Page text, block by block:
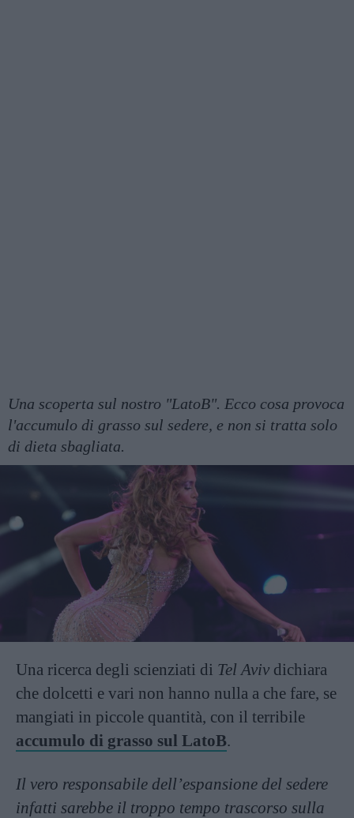
Una scoperta sul nostro "LatoB". Ecco cosa provoca
l'accumulo di grasso sul sedere, e non si tratta solo
di dieta sbagliata.
Una ricerca degli scienziati di Tel Aviv dichiara
che dolcetti e vari non hanno nulla a che fare, se
mangiati in piccole quantità, con il terribile
accumulo di grasso sul LatoB.
Il vero responsabile dell’espansione del sedere
infatti sarebbe il troppo tempo trascorso sulla